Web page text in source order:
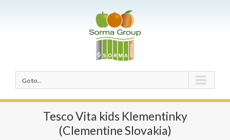
Go to...
Tesco Vita kids Klementinky
(Clementine Slovakia)